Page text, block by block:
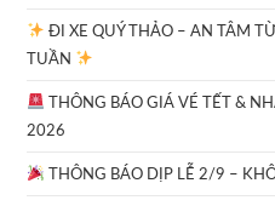
ĐI XE QUÝ THẢO – AN TÂM
TUẦN
THÔNG BÁO GIÁ VÉ TẾT &
2026
THÔNG BÁO DỊP LỄ 2/9 –